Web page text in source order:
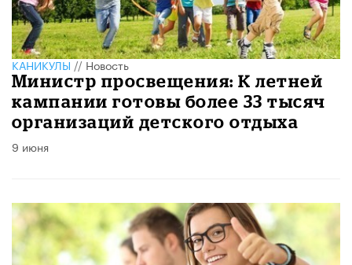
КАНИКУЛЫ//Новость
Министр просвещения: К летней
кампании готовы более 33 тысяч
организаций детского отдыха
9 июня